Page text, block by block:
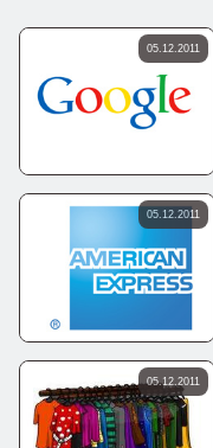
05.12.2011
05.12.2011
05.12.2011